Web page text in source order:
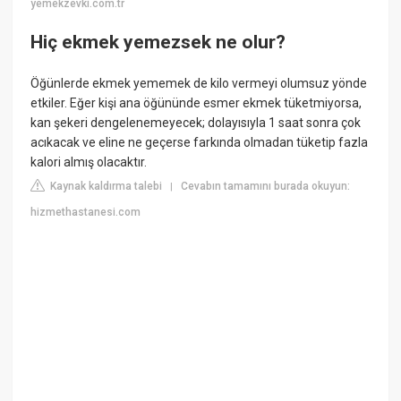
yemekzevki.com.tr
Hiç ekmek yemezsek ne olur?
Öğünlerde ekmek yememek de kilo vermeyi olumsuz yönde
etkiler. Eğer kişi ana öğününde esmer ekmek tüketmiyorsa,
kan şekeri dengelenemeyecek; dolayısıyla 1 saat sonra çok
acıkacak ve eline ne geçerse farkında olmadan tüketip fazla
kalori almış olacaktır.
Kaynak kaldırma talebi |Cevabın tamamını burada okuyun:
hizmethastanesi.com